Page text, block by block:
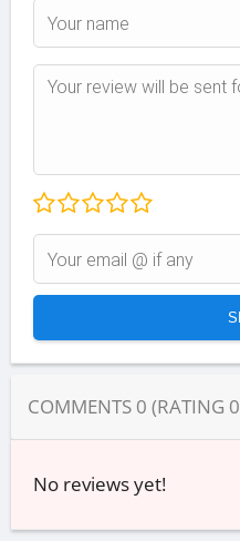
COMMENTS 0 (RATING 0
No reviews yet!